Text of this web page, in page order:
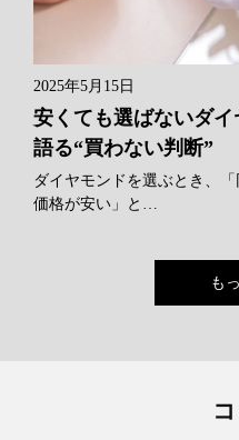
2025年5月15日
安くても選ばないダ
語る“買わない判断”
ダイヤモンドを選ぶとき、
価格が安い」と…
も